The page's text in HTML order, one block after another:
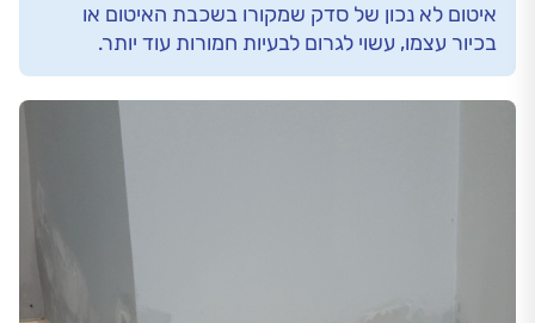
איטום לא נכון של סדק שמקורו בשכבת האיטום או
בכיור עצמו, עשוי לגרום לבעיות חמורות עוד יותר.